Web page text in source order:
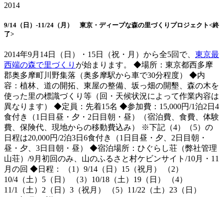
2014
9/14（日）-11/24（月） 東京・ディープな森の里づくりプロジェクト<終
了>
2014年9月14日（日）・15日（祝・月）から全5回で、 東京最
西端の森で里づくり が始まります。 ◆場所：東京都西多摩
郡奥多摩町川野集落（奥多摩駅から車で30分程度） ◆内
容：植林、道の開拓、東屋の整備、坂っ畑の開墾、森の木を
使った里の標識づくり等（回・天候状況によって作業内容は
異なります） ◆定員：先着15名 ◆参加費：15,000円/1泊2日4
食付き（1日目昼・夕・2日目朝・昼）（宿泊費、食費、体験
費、保険代、現地からの移動費込み） ※下記（4）（5）の
日程は20,000円/2泊3日6食付き（1日目昼・夕、2日目朝・
昼・夕、3日目朝・昼） ◆宿泊場所：ひぐらし荘（弊社管理
山荘）/9月初回のみ、山のふるさと村ケビンサイト/10月・11
月の回 ◆日程： （1）9/14（日）15（祝月） （2）
10/4（土）5（日） （3）10/18（土）19（日） （4）
11/1（土）2（日）3（祝月） （5）11/22（土）23（日）